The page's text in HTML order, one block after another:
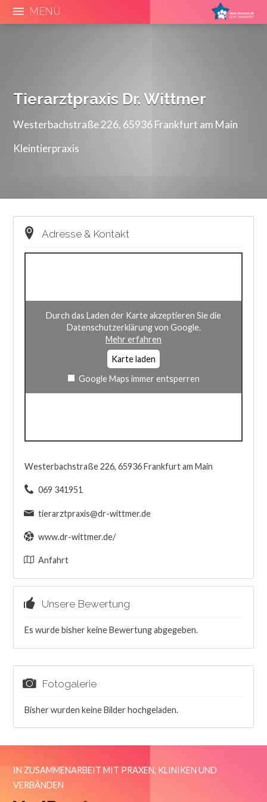
MENÜ
Tierarztpraxis Dr. Wittmer
Westerbachstraße 226, 65936 Frankfurt am Main
Kleintierpraxis
Adresse & Kontakt
Durch das Laden der Karte akzeptieren Sie die
Datenschutzerklärung von Google.
Mehr erfahren
Karte laden
Google Maps immer entsperren
Westerbachstraße 226, 65936 Frankfurt am Main
069 341951
tierarztpraxis@dr-wittmer.de
www.dr-wittmer.de/
Anfahrt
Unsere Bewertung
Es wurde bisher keine Bewertung abgegeben.
Fotogalerie
Bisher wurden keine Bilder hochgeladen.
IN ZUSAMMENARBEIT MIT PRAXEN, KLINIKEN UND
VERBÄNDEN